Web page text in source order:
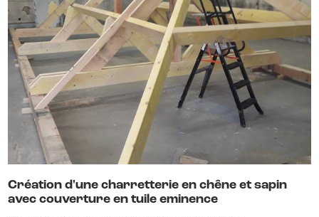
Création d'une charretterie en chêne et sapin
avec couverture en tuile eminence